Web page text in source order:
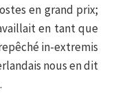
en grand prix;
en tant que
in-extremis
nous en dit